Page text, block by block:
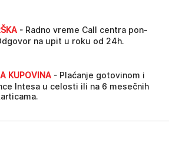
- Radno vreme Call centra pon-
na upit u roku od 24h.
KUPOVINA - Plaćanje gotovinom i
Intesa u celosti ili na 6 mesečnih